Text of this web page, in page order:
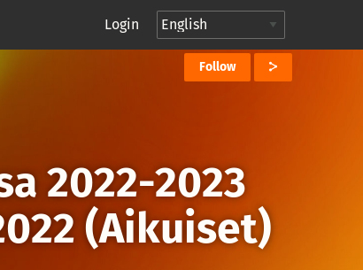
Login
Follow
2022-2023
(Aikuiset)